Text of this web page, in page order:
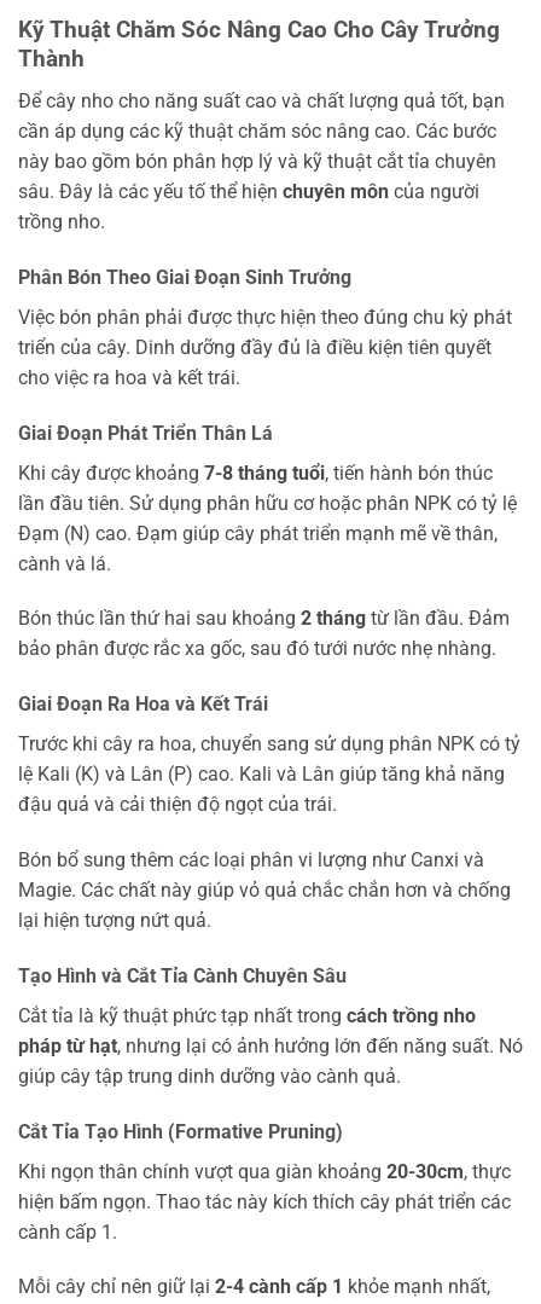
Kỹ Thuật Chăm Sóc Nâng Cao Cho Cây Trưởng
Thành
Để cây nho cho năng suất cao và chất lượng quả tốt, bạn
cần áp dụng các kỹ thuật chăm sóc nâng cao. Các bước
này bao gồm bón phân hợp lý và kỹ thuật cắt tỉa chuyên
sâu. Đây là các yếu tố thể hiện chuyên môn của người
trồng nho.
Phân Bón Theo Giai Đoạn Sinh Trưởng
Việc bón phân phải được thực hiện theo đúng chu kỳ phát
triển của cây. Dinh dưỡng đầy đủ là điều kiện tiên quyết
cho việc ra hoa và kết trái.
Giai Đoạn Phát Triển Thân Lá
Khi cây được khoảng 7-8 tháng tuổi, tiến hành bón thúc
lần đầu tiên. Sử dụng phân hữu cơ hoặc phân NPK có tỷ lệ
Đạm (N) cao. Đạm giúp cây phát triển mạnh mẽ về thân,
cành và lá.
Bón thúc lần thứ hai sau khoảng 2 tháng từ lần đầu. Đảm
bảo phân được rắc xa gốc, sau đó tưới nước nhẹ nhàng.
Giai Đoạn Ra Hoa và Kết Trái
Trước khi cây ra hoa, chuyển sang sử dụng phân NPK có tỷ
lệ Kali (K) và Lân (P) cao. Kali và Lân giúp tăng khả năng
đậu quả và cải thiện độ ngọt của trái.
Bón bổ sung thêm các loại phân vi lượng như Canxi và
Magie. Các chất này giúp vỏ quả chắc chắn hơn và chống
lại hiện tượng nứt quả.
Tạo Hình và Cắt Tỉa Cành Chuyên Sâu
Cắt tỉa là kỹ thuật phức tạp nhất trong cách trồng nho
pháp từ hạt, nhưng lại có ảnh hưởng lớn đến năng suất. Nó
giúp cây tập trung dinh dưỡng vào cành quả.
Cắt Tỉa Tạo Hình (Formative Pruning)
Khi ngọn thân chính vượt qua giàn khoảng 20-30cm, thực
hiện bấm ngọn. Thao tác này kích thích cây phát triển các
cành cấp 1.
Mỗi cây chỉ nên giữ lại 2-4 cành cấp 1 khỏe mạnh nhất,